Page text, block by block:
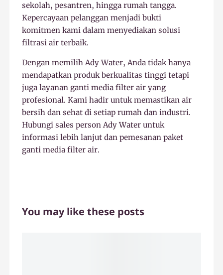
sekolah, pesantren, hingga rumah tangga.
Kepercayaan pelanggan menjadi bukti
komitmen kami dalam menyediakan solusi
filtrasi air terbaik.
Dengan memilih Ady Water, Anda tidak hanya
mendapatkan produk berkualitas tinggi tetapi
juga layanan ganti media filter air yang
profesional. Kami hadir untuk memastikan air
bersih dan sehat di setiap rumah dan industri.
Hubungi sales person Ady Water untuk
informasi lebih lanjut dan pemesanan paket
ganti media filter air.
You may like these posts